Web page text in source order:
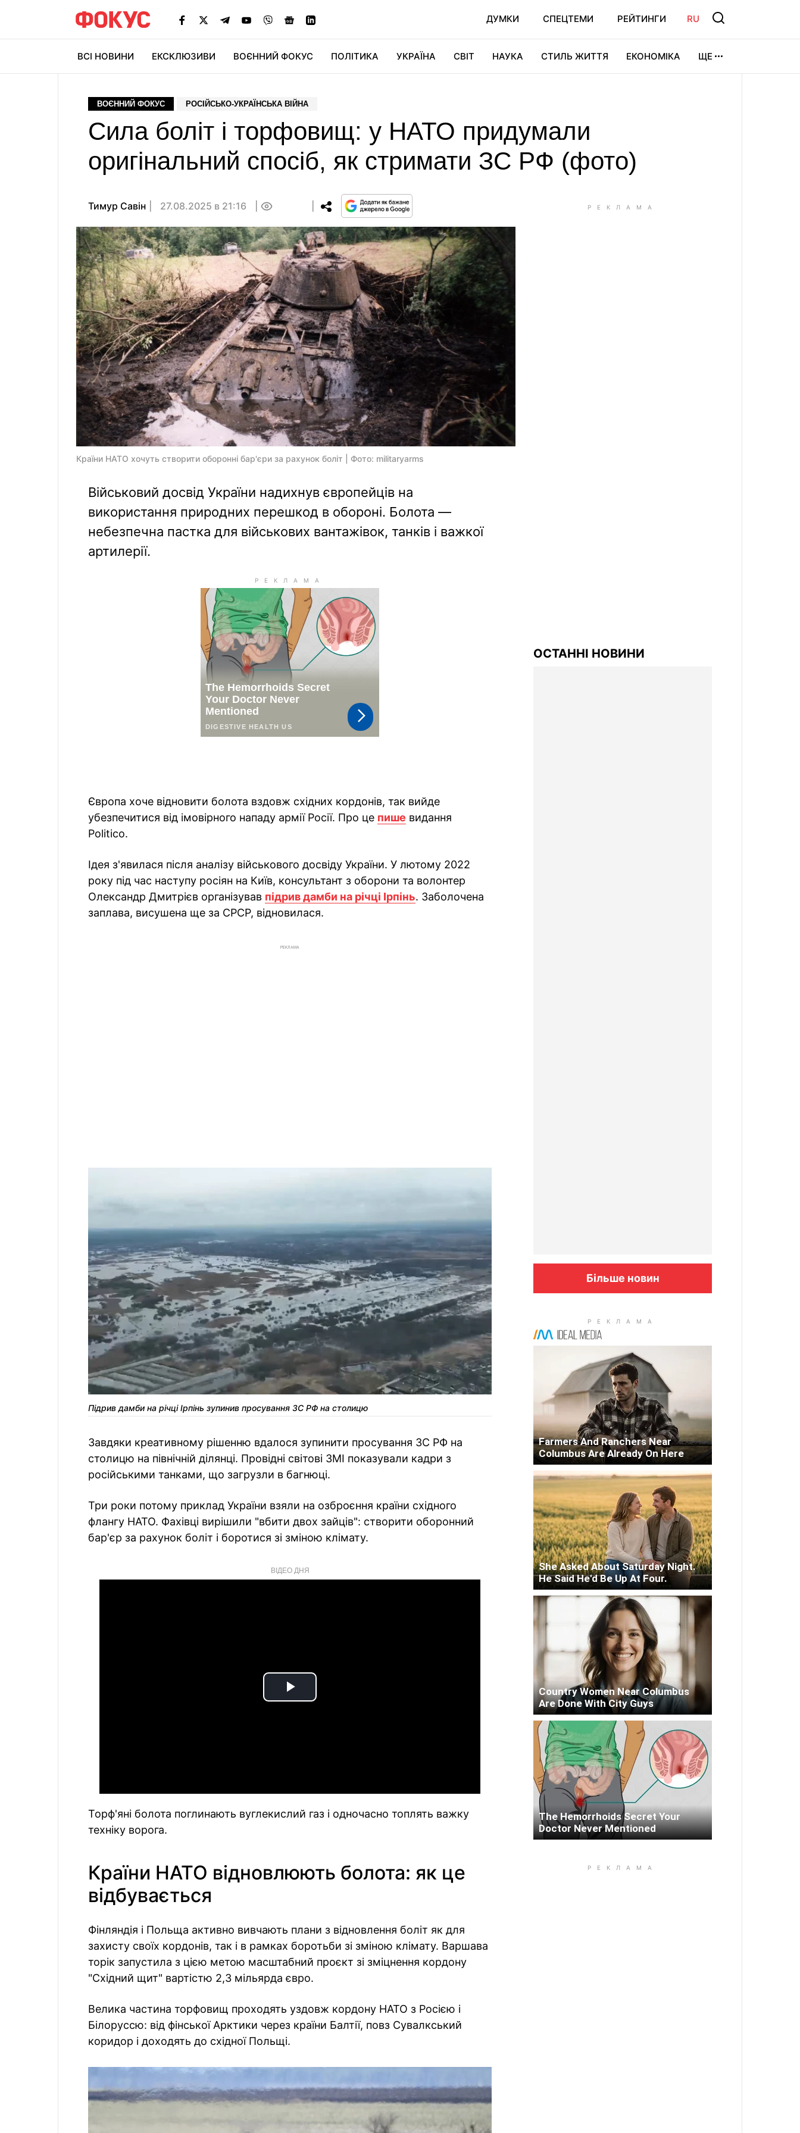
ДУМКИ СПЕЦТЕМИ РЕЙТИНГИ RU
ВСІ НОВИНИ ЕКСКЛЮЗИВИ ВОЄННИЙ ФОКУС ПОЛІТИКА УКРАЇНА СВІТ НАУКА СТИЛЬ ЖИТТЯ ЕКОНОМІКА ЩЕ
ВОЄННИЙ ФОКУС РОСІЙСЬКО-УКРАЇНСЬКА ВІЙНА
Сила боліт і торфовищ: у НАТО придумали
оригінальний спосіб, як стримати ЗС РФ (фото)
Тимур Савін 27.08.2025 в 21:16
Країни НАТО хочуть створити оборонні бар'єри за рахунок боліт | Фото: militaryarms
Військовий досвід України надихнув європейців на
використання природних перешкод в обороні. Болота —
небезпечна пастка для військових вантажівок, танків і важкої
артилерії.
Європа хоче відновити болота вздовж східних кордонів, так вийде
убезпечитися від імовірного нападу армії Росії. Про це пише видання
Politico.
Ідея з'явилася після аналізу військового досвіду України. У лютому 2022
року під час наступу росіян на Київ, консультант з оборони та волонтер
Олександр Дмитрієв організував підрив дамби на річці Ірпінь. Заболочена
заплава, висушена ще за СРСР, відновилася.
РЕКЛАМА
Підрив дамби на річці Ірпінь зупинив просування ЗС РФ на столицю
Завдяки креативному рішенню вдалося зупинити просування ЗС РФ на
столицю на північній ділянці. Провідні світові ЗМІ показували кадри з
російськими танками, що загрузли в багнюці.
Три роки потому приклад України взяли на озброєння країни східного
флангу НАТО. Фахівці вирішили "вбити двох зайців": створити оборонний
бар'єр за рахунок боліт і боротися зі зміною клімату.
ВІДЕО ДНЯ
Play
Торф'яні болота поглинають вуглекислий газ і одночасно топлять важку
техніку ворога.
Країни НАТО відновлюють болота: як це
відбувається
Фінляндія і Польща активно вивчають плани з відновлення боліт як для
захисту своїх кордонів, так і в рамках боротьби зі зміною клімату. Варшава
торік запустила з цією метою масштабний проєкт зі зміцнення кордону
"Східний щит" вартістю 2,3 мільярда євро.
Велика частина торфовищ проходять уздовж кордону НАТО з Росією і
Білоруссю: від фінської Арктики через країни Балтії, повз Сувалкський
коридор і доходять до східної Польщі.
ОСТАННІ НОВИНИ
Більше новин
Farmers And Ranchers Near
Columbus Are Already On Here
She Asked About Saturday Night.
He Said He'd Be Up At Four.
Country Women Near Columbus
Are Done With City Guys
The Hemorrhoids Secret Your
Doctor Never Mentioned